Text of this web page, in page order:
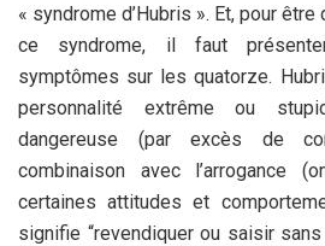
« syndrome d’Hubris ». Et, pour
ce syndrome, il faut
symptômes sur les quatorze.
personnalité extrême ou
dangereuse (par excès de
combinaison avec l’arrogance
certaines attitudes et
signifie “revendiquer ou saisir